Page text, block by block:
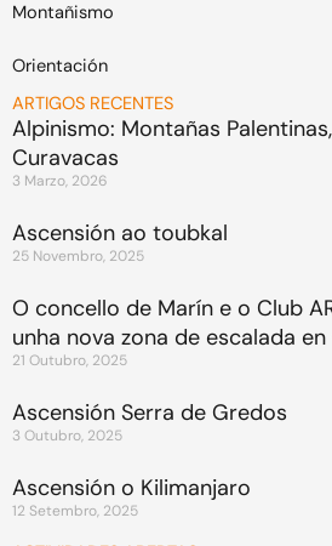
Montañismo
Orientación
ARTIGOS RECENTES
Alpinismo: Montañas
Curavacas
3 Marzo, 2026
Ascensión ao toubkal
25 Novembro, 2025
O concello de Marín e o Club
unha nova zona de escalada en
21 Outubro, 2025
Ascensión Serra de Gredos
3 Outubro, 2025
Ascensión o Kilimanjaro
12 Setembro, 2025